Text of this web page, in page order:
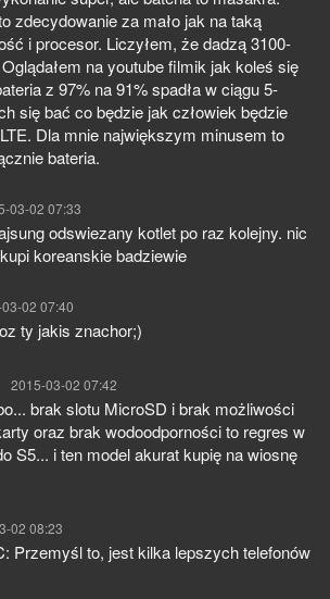
zdecydowanie za mało jak na taką
i procesor. Liczyłem, że dadzą 3100-
na youtube filmik jak koleś się
z 97% na 91% spadła w ciągu 5-
się bać co będzie jak człowiek będzie
LTE. Dla mnie największym minusem to
bateria.
03-02 07:33
odswiezany kotlet po raz kolejny. nic
koreanskie badziewie
02 07:40
ty jakis znachor;)
pisze:
2015-03-02 07:42
brak slotu MicroSD i brak możliwości
oraz brak wodoodporności to regres w
S5... i ten model akurat kupię na wiosnę
02 08:23
Przemyśl to, jest kilka lepszych telefonów